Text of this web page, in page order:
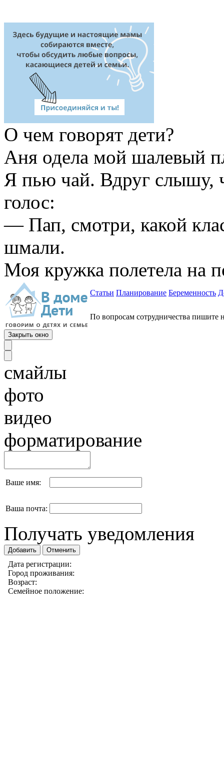
О чем говорят дети?
Аня одела мой шалевый
Я пью чай. Вдруг слышу,
голос:
— Пап, смотри, какой
шмали.
Моя кружка полетела на
Статьи Планирование Беременность
По вопросам сотрудничества пишите
смайлы
фото
видео
форматирование
Ваше имя:
Ваша почта:
Получать уведомления
Дата регистрации:
Город проживания:
Возраст:
Семейное положение: